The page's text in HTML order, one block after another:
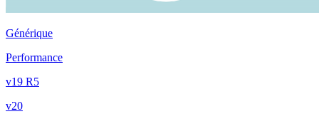
Générique
Performance
v19 R5
v20